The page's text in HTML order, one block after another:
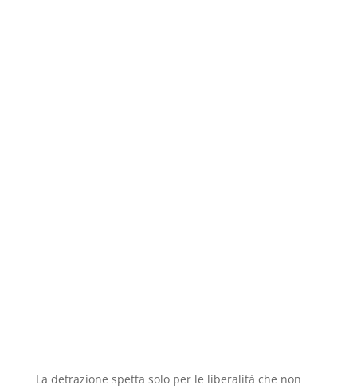
La detrazione spetta solo per le liberalità che non